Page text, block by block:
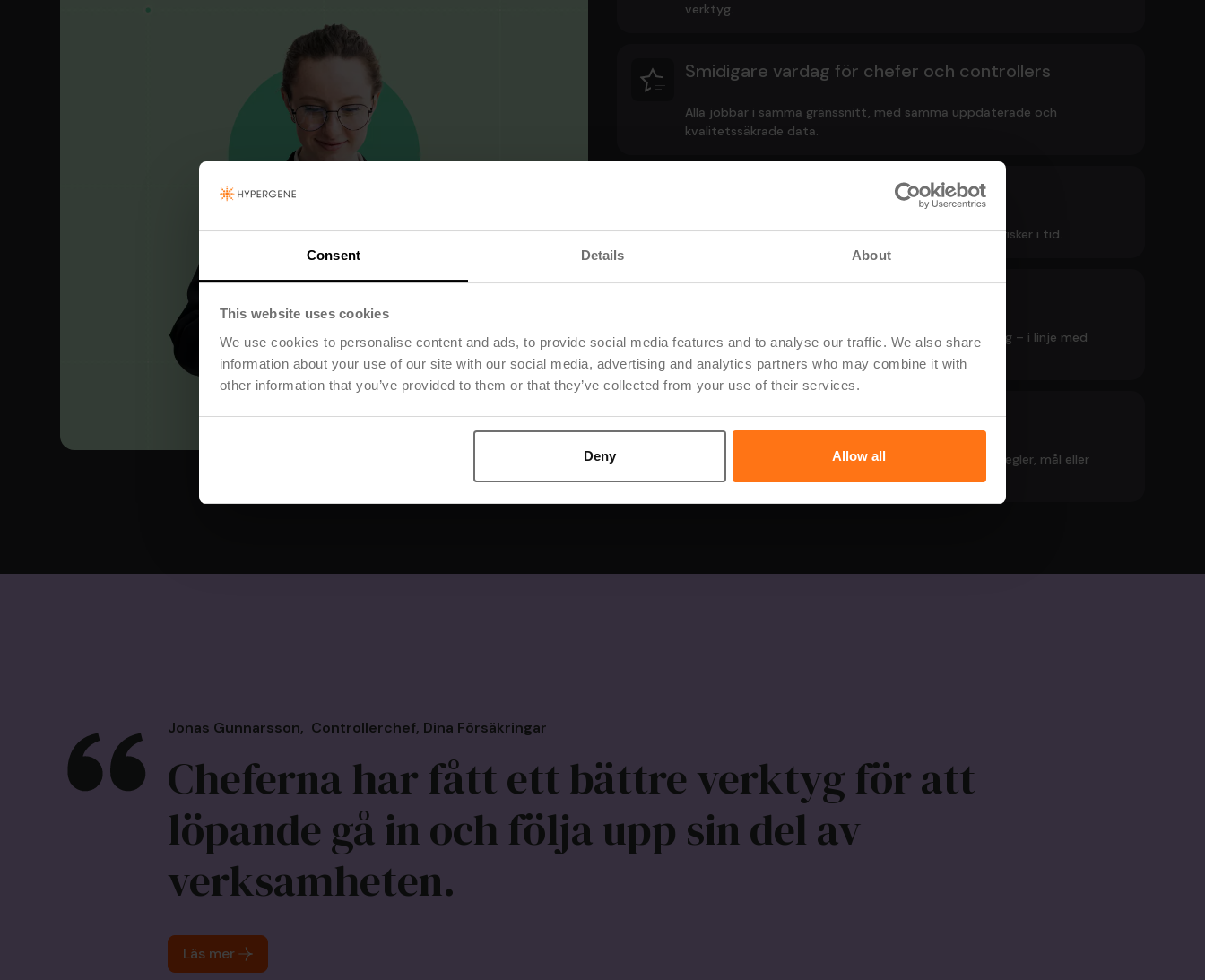
Consent Details About
This website uses cookies
We use cookies to personalise content and ads, to provide social media features and to analyse our traffic. We also share
information about your use of our site with our social media, advertising and analytics partners who may combine it with
other information that you’ve provided to them or that they’ve collected from your use of their services.
Deny Allow all
verktyg.
Smidigare vardag för chefer och controllers
Alla jobbar i samma gränssnitt, med samma uppdaterade och
kvalitetssäkrade data.
Tydlig uppföljning och analys
Följ verksamheten från helhet till detalj och upptäck risker i tid.
Få kontroll på dokumentation, ansvar och rapportering – i linje med
regelverk och interna policies.
Redo för framtiden
Systemet växer med er – anpassa lösningen när nya regler, mål eller
behov tillkommer.
Jonas Gunnarsson, Controllerchef, Dina Försäkringar
Cheferna har fått ett bättre verktyg för att
löpande gå in och följa upp sin del av
verksamheten.
Läs mer